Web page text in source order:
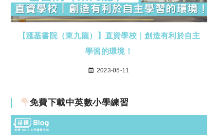
【滙基書院（東九龍）】直資學校｜創造有利於自主
學習的環境！
2023-05-11
免費下載中英數小學練習